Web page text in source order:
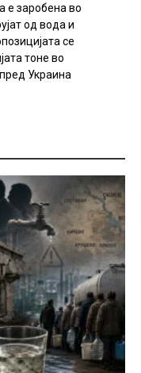
е заробена во
од вода и
се
тоне во
Украина